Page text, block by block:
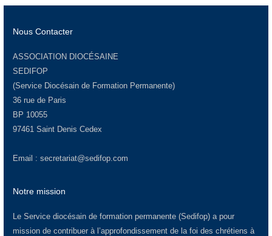
Nous Contacter
ASSOCIATION DIOCÉSAINE
SEDIFOP
(Service Diocésain de Formation Permanente)
36 rue de Paris
BP 10055
97461 Saint Denis Cedex
Email : secretariat@sedifop.com
Notre mission
Le Service diocésain de formation permanente (Sedifop) a pour
mission de contribuer à l’approfondissement de la foi des chrétiens à